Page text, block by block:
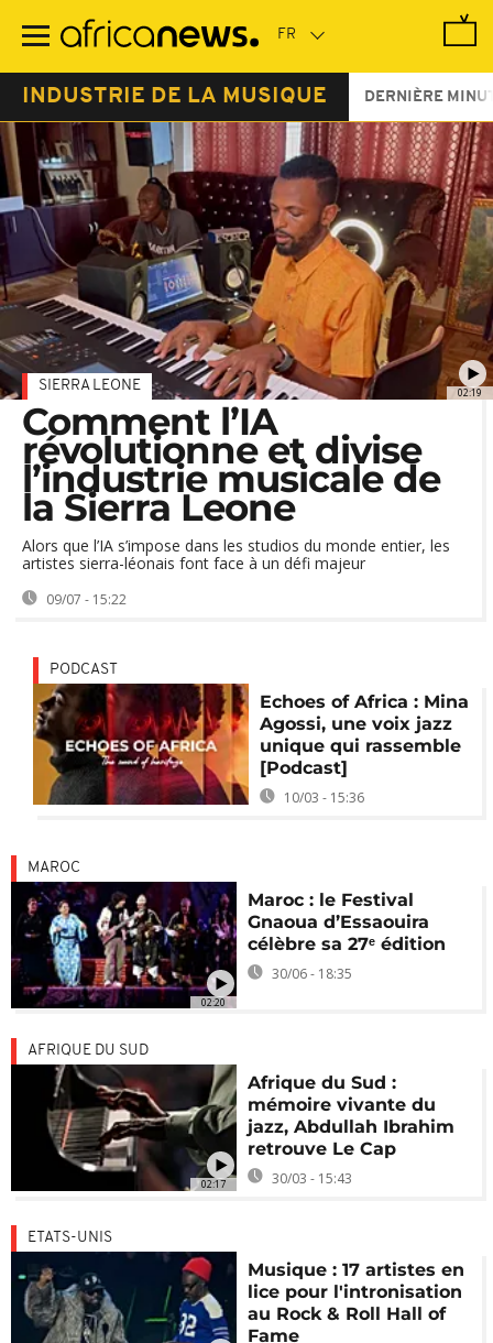
contenu
INDUSTRIE DE LA MUSIQUE DERNIÈRE
02:19
SIERRA LEONE
Comment l’IA
révolutionne et divise
l’industrie musicale de
la Sierra Leone
Alors que l’IA s’impose dans les studios du monde entier, les
artistes sierra-léonais font face à un défi majeur
09/07 - 15:22
PODCAST
Echoes of Africa : Mina
Agossi, une voix jazz
unique qui rassemble
[Podcast]
10/03 - 15:36
02:20
MAROC
Maroc : le Festival
Gnaoua d’Essaouira
célèbre sa 27ᵉ édition
30/06 - 18:35
02:17
AFRIQUE DU SUD
Afrique du Sud :
mémoire vivante du
jazz, Abdullah Ibrahim
retrouve Le Cap
30/03 - 15:43
ETATS-UNIS
Musique : 17 artistes en
lice pour l'intronisation
au Rock & Roll Hall of
Fame